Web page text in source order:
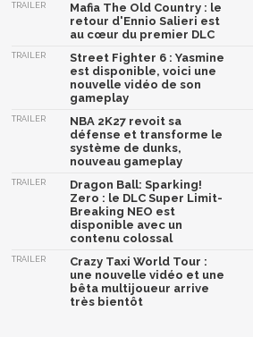
TRAILER
Mafia The Old Country : le
retour d'Ennio Salieri est
au cœur du premier DLC
TRAILER
Street Fighter 6 : Yasmine
est disponible, voici une
nouvelle vidéo de son
gameplay
TRAILER
NBA 2K27 revoit sa
défense et transforme le
système de dunks,
nouveau gameplay
TRAILER
Dragon Ball: Sparking!
Zero : le DLC Super Limit-
Breaking NEO est
disponible avec un
contenu colossal
TRAILER
Crazy Taxi World Tour :
une nouvelle vidéo et une
bêta multijoueur arrive
très bientôt